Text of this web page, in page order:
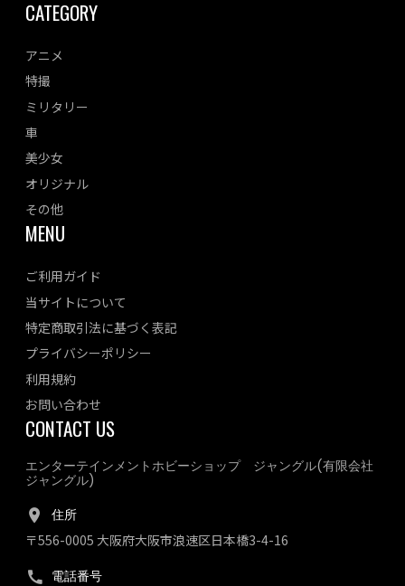
CATEGORY
アニメ
特撮
ミリタリー
車
美少女
オリジナル
その他
MENU
ご利用ガイド
当サイトについて
特定商取引法に基づく表記
プライバシーポリシー
利用規約
お問い合わせ
CONTACT US
エンターテインメントホビーショップ ジャングル(有限会社
ジャングル)
住所
〒556-0005 大阪府大阪市浪速区日本橋3-4-16
電話番号